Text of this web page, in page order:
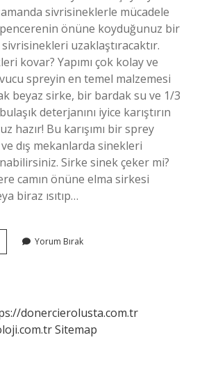
sivrisineklerle mücadele
önüne koyduğunuz bir
uzaklaştıracaktır.
kovar? Yapımı çok kolay ve
spreyin en temel malzemesi
beyaz sirke, bir bardak su ve 1/3
deterjanını iyice karıştırın
hazır! Bu karışımı bir sprey
dış mekanlarda sinekleri
Sirke sinek çeker mi?
camın önüne elma sirkesi
biraz ısıtıp…
Yorum Bırak
donercierolusta.com.tr
Sitemap